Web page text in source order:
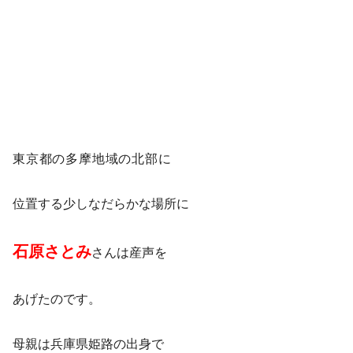
東京都の多摩地域の北部に
位置する少しなだらかな場所に
石原さとみさんは産声を
あげたのです。
母親は兵庫県姫路の出身で